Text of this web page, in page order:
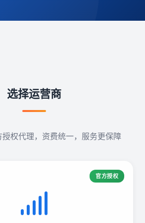
选择运营商
权代理，资费统一，服务更保障
官方授权